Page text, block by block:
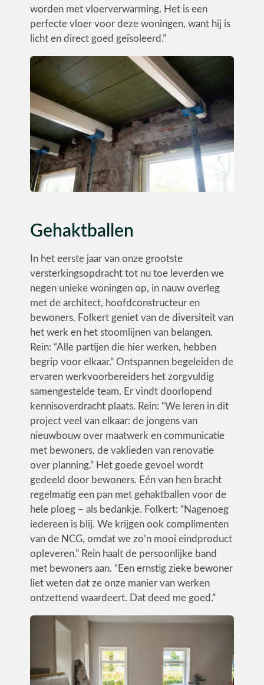
worden met vloerverwarming. Het is een
perfecte vloer voor deze woningen, want hij is
licht en direct goed geïsoleerd.”
Gehaktballen
In het eerste jaar van onze grootste
versterkingsopdracht tot nu toe leverden we
negen unieke woningen op, in nauw overleg
met de architect, hoofdconstructeur en
bewoners. Folkert geniet van de diversiteit van
het werk en het stoomlijnen van belangen.
Rein: “Alle partijen die hier werken, hebben
begrip voor elkaar.” Ontspannen begeleiden de
ervaren werkvoorbereiders het zorgvuldig
samengestelde team. Er vindt doorlopend
kennisoverdracht plaats. Rein: “We leren in dit
project veel van elkaar: de jongens van
nieuwbouw over maatwerk en communicatie
met bewoners, de vaklieden van renovatie
over planning.” Het goede gevoel wordt
gedeeld door bewoners. Eén van hen bracht
regelmatig een pan met gehaktballen voor de
hele ploeg – als bedankje. Folkert: “Nagenoeg
iedereen is blij. We krijgen ook complimenten
van de NCG, omdat we zo’n mooi eindproduct
opleveren.” Rein haalt de persoonlijke band
met bewoners aan. “Een ernstig zieke bewoner
liet weten dat ze onze manier van werken
ontzettend waardeert. Dat deed me goed.”